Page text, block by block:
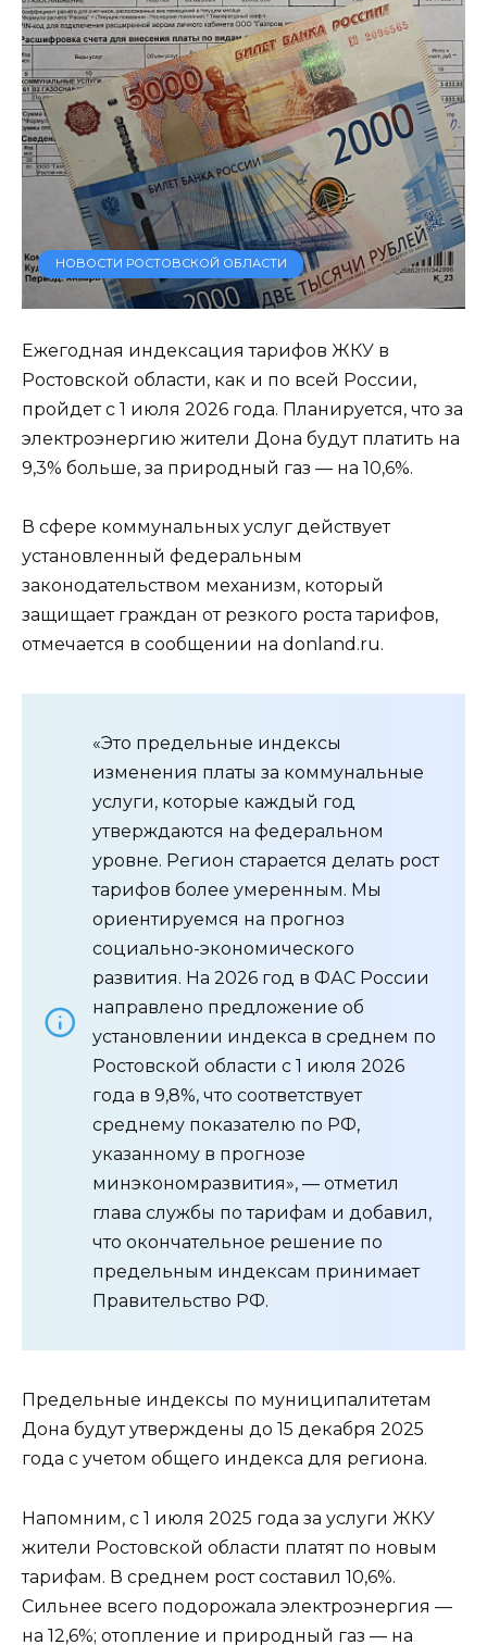
НОВОСТИ РОСТОВСКОЙ ОБЛАСТИ
Ежегодная индексация тарифов ЖКУ в
Ростовской области, как и по всей России,
пройдет с 1 июля 2026 года. Планируется, что за
электроэнергию жители Дона будут платить на
9,3% больше, за природный газ — на 10,6%.
В сфере коммунальных услуг действует
установленный федеральным
законодательством механизм, который
защищает граждан от резкого роста тарифов,
отмечается в сообщении на donland.ru.
«Это предельные индексы
изменения платы за коммунальные
услуги, которые каждый год
утверждаются на федеральном
уровне. Регион старается делать рост
тарифов более умеренным. Мы
ориентируемся на прогноз
социально-экономического
развития. На 2026 год в ФАС России
направлено предложение об
установлении индекса в среднем по
Ростовской области с 1 июля 2026
года в 9,8%, что соответствует
среднему показателю по РФ,
указанному в прогнозе
минэкономразвития», — отметил
глава службы по тарифам и добавил,
что окончательное решение по
предельным индексам принимает
Правительство РФ.
Предельные индексы по муниципалитетам
Дона будут утверждены до 15 декабря 2025
года с учетом общего индекса для региона.
Напомним, с 1 июля 2025 года за услуги ЖКУ
жители Ростовской области платят по новым
тарифам. В среднем рост составил 10,6%.
Сильнее всего подорожала электроэнергия —
на 12,6%; отопление и природный газ — на